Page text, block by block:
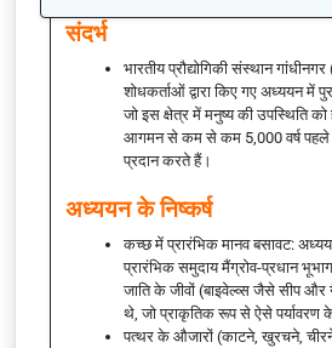
संदर्भ
भारतीय प्रौद्योगिकी संस्थान
शोधकर्ताओं द्वारा किए गए अध्ययन में
जो इस क्षेत्र में मनुष्य की उपस्थिति को
आगमन से कम से कम 5,000 वर्ष पहले
प्रदान करते हैं।
अध्ययन के निष्कर्ष
कच्छ में प्रारंभिक मानव बसावट:
प्रारंभिक समुदाय मैंग्रोव-प्रधान
जाति के जीवों (बाइवेल्व्स जैसे सीप और
थे, जो प्राकृतिक रूप से ऐसे पर्यावरण
पत्थर के औजारों (काटने, खुरचने,